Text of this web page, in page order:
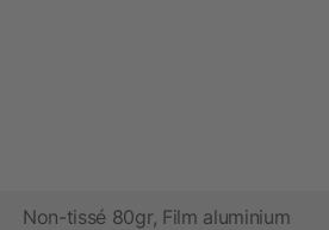
Non-tissé 80gr, Film aluminium